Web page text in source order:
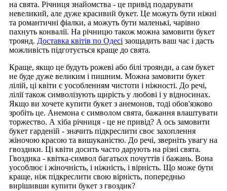
на свята. Річниця знайомства - це привід подарувати
невеликий, але дуже красивий букет. Це можуть бути ніжні
та романтичні фіалки, а можуть бути маленькі, чарівно
пахнуть конвалії. На річницю також можна замовити букет
троянд. Доставка квітів по Одесі заощадить ваш час і дасть
можливість підготується краще до свята.
Краще, якщо це будуть рожеві або білі троянди, а сам букет
не буде дуже великим і пишним. Можна замовити букет
лілій, ці квіти є уособленням чистоти і ніжності. До речі,
лілії також символізують щирість у любові і у відносинах.
Якщо ви хочете купити букет з анемонов, тоді обов'язково
зробіть це. Анемона є символом свята, бажання влаштувати
торжество. А хіба річниця - це не привід? А ось замовити
букет гарденій - значить підкреслити своє захоплення
жіночою красою та вишуканістю. До речі, зверніть увагу на
гвоздики. Ці квіти досить часто дарують на різні свята.
Гвоздика - квітка-символ багатьох почуттів і бажань. Вона
уособлює і жіночність, і ніжність, і вірність. Що може бути
краще, ніж підкреслити свою вірність, попередньо
вирішивши купити букет з гвоздик?